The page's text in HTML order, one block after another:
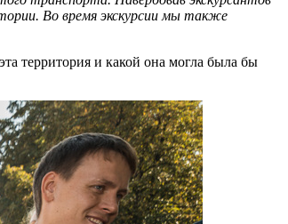
Во время экскурсии мы также
территория и какой она могла была бы